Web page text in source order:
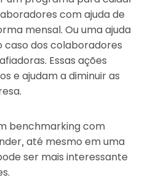
com ajuda de
mensal. Ou uma ajuda
caso dos colaboradores
Essas ações
e ajudam a diminuir as
benchmarking com
até mesmo em uma
ser mais interessante